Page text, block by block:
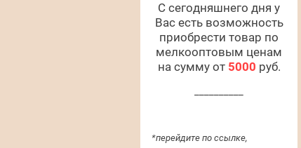
С сегодняшнего дня у
Вас есть возможность
приобрести товар по
мелкооптовым ценам
на сумму от 5000 руб.
*перейдите по ссылке,